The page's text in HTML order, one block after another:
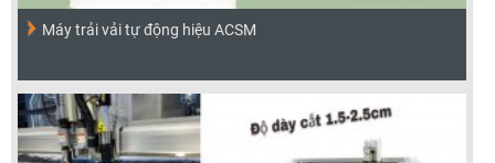
Máy trải vải tự động hiệu ACSM